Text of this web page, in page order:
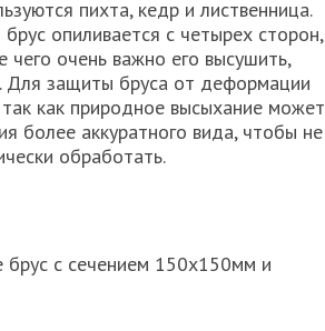
пихта, кедр и лиственница.
опиливается с четырех сторон,
очень важно его высушить,
Для защиты бруса от деформации
как природное высыхание может
более аккуратного вида, чтобы не
обработать.
брус с сечением 150х150мм и